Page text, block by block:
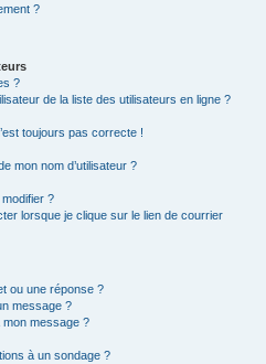
?
?
de la liste des utilisateurs en ligne ?
toujours pas correcte !
mon nom d’utilisateur ?
?
lorsque je clique sur le lien de courrier
ou une réponse ?
message ?
message ?
à un sondage ?